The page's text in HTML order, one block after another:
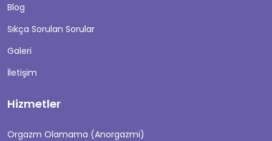
Blog
Sıkça Sorulan Sorular
Galeri
İletişim
Hizmetler
Orgazm Olamama (Anorgazmi)